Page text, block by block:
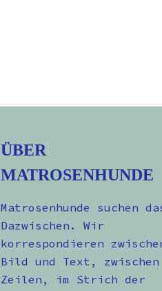
ÜBER
MATROSENHUNDE
Matrosenhunde suchen
Dazwischen. Wir
korrespondieren
Bild und Text, zwischen
Zeilen, im Strich der